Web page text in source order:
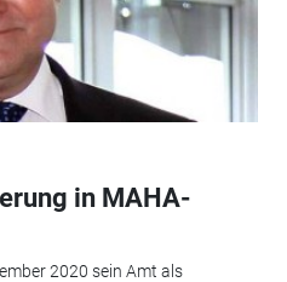
in MAHA-
2020 sein Amt als